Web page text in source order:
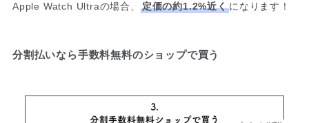
Apple Watch Ultraの場合、 定価の約1.2%近くになります！
分割払いなら手数料無料のショップで買う